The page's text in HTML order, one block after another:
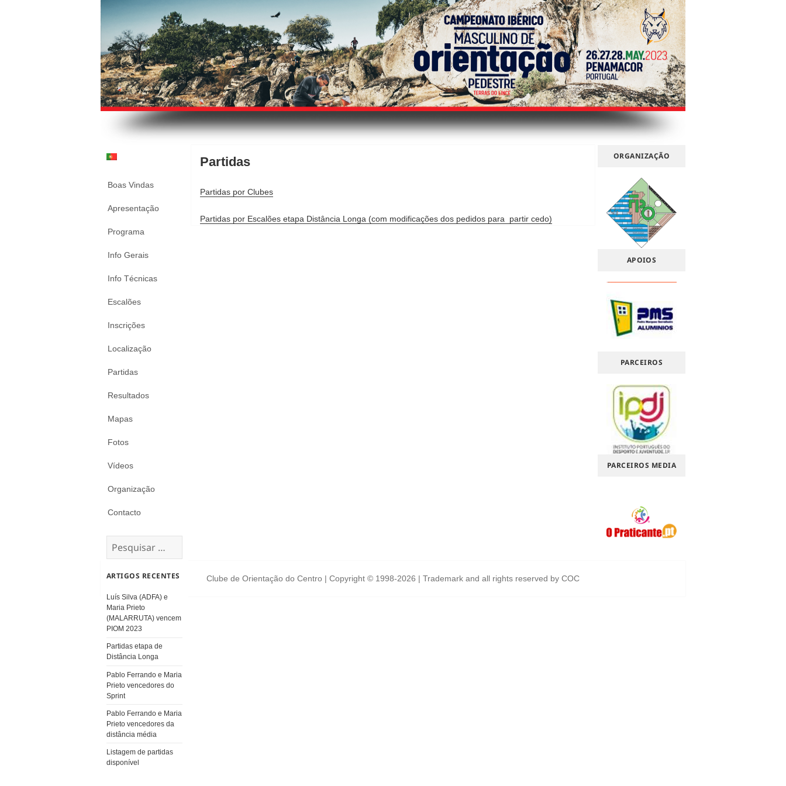
Boas Vindas
Apresentação
Programa
Info Gerais
Info Técnicas
Escalões
Inscrições
Localização
Partidas
Resultados
Mapas
Fotos
Vídeos
Organização
Contacto
por:
ARTIGOS RECENTES
Luís Silva (ADFA) e
Maria Prieto
(MALARRUTA) vencem
PIOM 2023
Partidas etapa de
Distância Longa
Pablo Ferrando e Maria
Prieto vencedores do
Sprint
Pablo Ferrando e Maria
Prieto vencedores da
distância média
Listagem de partidas
disponível
Partidas
Partidas por Clubes
Partidas por Escalões etapa Distância Longa (com modificações dos pedidos para partir cedo)
ORGANIZAÇÃO
APOIOS
PARCEIROS
PARCEIROS MEDIA
Clube de Orientação do Centro | Copyright © 1998-2026 | Trademark and all rights reserved by COC